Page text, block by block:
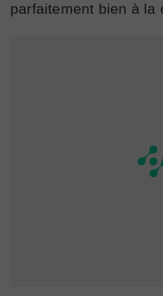
parfaitement bien à la